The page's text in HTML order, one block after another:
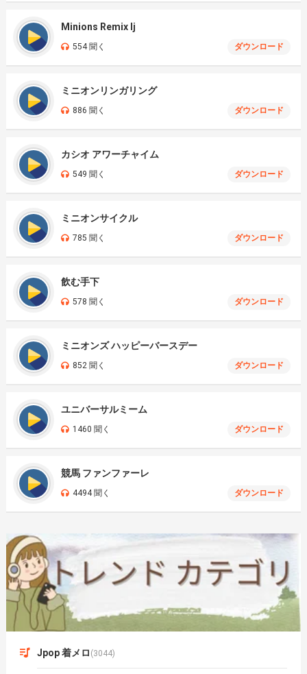
Minions Remix Ij
554 聞く ダウンロード
ミニオンリンガリング
886 聞く ダウンロード
カシオ アワーチャイム
549 聞く ダウンロード
ミニオンサイクル
785 聞く ダウンロード
飲む手下
578 聞く ダウンロード
ミニオンズ ハッピーバースデー
852 聞く ダウンロード
ユニバーサルミーム
1460 聞く ダウンロード
競馬 ファンファーレ
4494 聞く ダウンロード
Jpop 着メロ (3044)